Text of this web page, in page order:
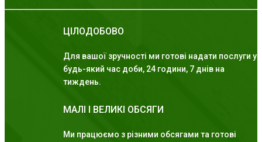
ЦІЛОДОБОВО
Для вашої зручності ми готові надати послуги у
будь-який час доби, 24 години, 7 днів на
тиждень.
МАЛІ І ВЕЛИКІ ОБСЯГИ
Ми працюємо з різними обсягами та готові